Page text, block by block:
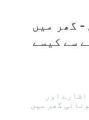
- گھر میں
سے کیسے
اور
گھر میں